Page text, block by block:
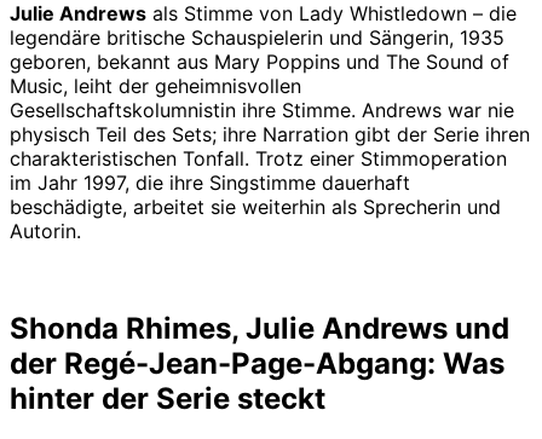
Julie Andrews als Stimme von Lady Whistledown – die
legendäre britische Schauspielerin und Sängerin, 1935
geboren, bekannt aus Mary Poppins und The Sound of
Music, leiht der geheimnisvollen
Gesellschaftskolumnistin ihre Stimme. Andrews war nie
physisch Teil des Sets; ihre Narration gibt der Serie ihren
charakteristischen Tonfall. Trotz einer Stimmoperation
im Jahr 1997, die ihre Singstimme dauerhaft
beschädigte, arbeitet sie weiterhin als Sprecherin und
Autorin.
Shonda Rhimes, Julie Andrews und
der Regé-Jean-Page-Abgang: Was
hinter der Serie steckt